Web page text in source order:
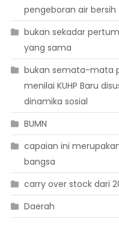
pengeboran air bersih
bukan sekadar
yang sama
bukan semata-mata
menilai KUHP Baru
dinamika sosial
BUMN
capaian ini
bangsa
carry over stock dari
Daerah